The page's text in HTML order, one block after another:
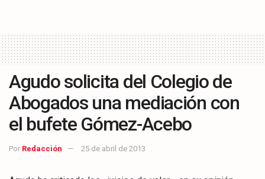
Agudo solicita del Colegio de
Abogados una mediación con
el bufete Gómez-Acebo
Por Redacción 25 de abril de 2013